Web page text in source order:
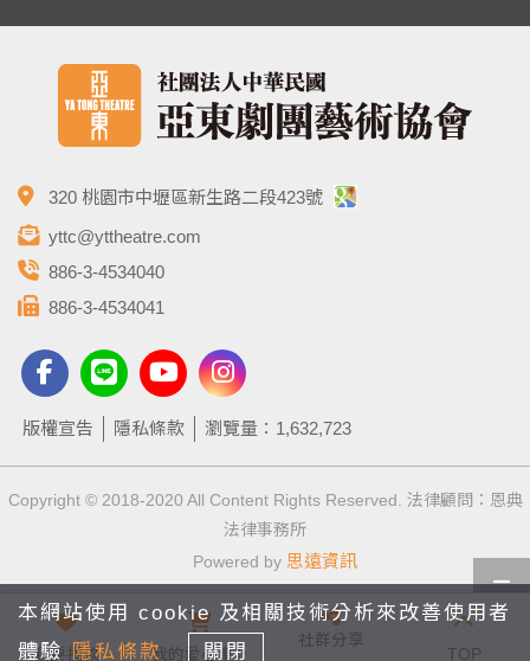
320 桃園市中壢區新生路二段423號
yttc@yttheatre.com
886-3-4534040
886-3-4534041
版權宣告 隱私條款 瀏覽量：1,632,723
Copyright © 2018-2020 All Content Rights Reserved. 法律顧問：恩典
法律事務所
Powered by 思遠資訊
我要捐款 我的愛心車0
社群分享
TOP
本網站使用 cookie 及相關技術分析來改善使用者
體驗 隱私條款 關閉